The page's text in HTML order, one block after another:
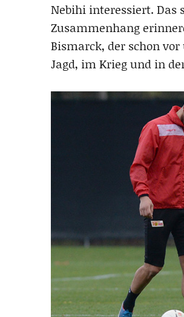
Nebihi interessiert. Das
Zusammenhang
Bismarck, der schon
Jagd, im Krieg und in